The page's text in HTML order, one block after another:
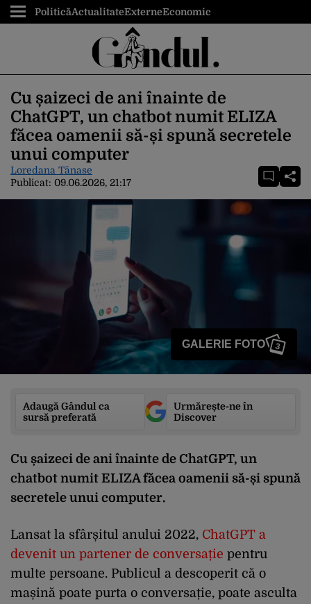
PoliticăActualitateExterneEconomic
Cu șaizeci de ani înainte de
ChatGPT, un chatbot numit ELIZA
făcea oamenii să-și spună secretele
unui computer
Loredana Tănase
Publicat: 09.06.2026, 21:17
GALERIE FOTO 3
Adaugă Gândul ca
sursă preferată
Urmărește-ne în
Discover
Cu șaizeci de ani înainte de ChatGPT, un
chatbot numit ELIZA făcea oamenii să-și spună
secretele unui computer.
Lansat la sfârșitul anului 2022, ChatGPT a
devenit un partener de conversație pentru
multe persoane. Publicul a descoperit că o
mașină poate purta o conversație, poate asculta